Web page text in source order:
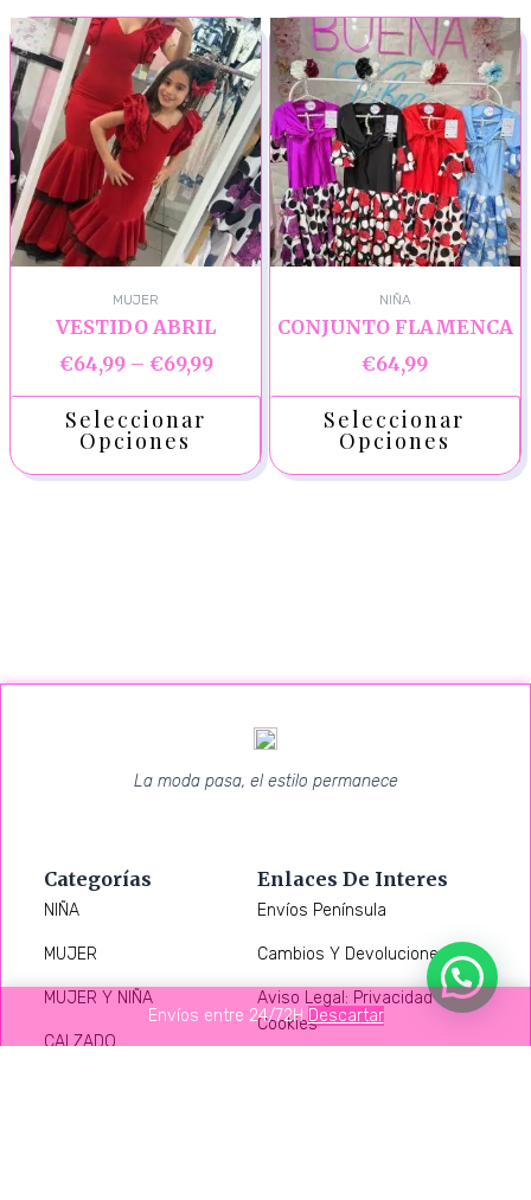
MUJER
VESTIDO ABRIL
€64,99– €69,99
Seleccionar
Opciones
NIÑA
CONJUNTO FLAMENCA
€64,99
Seleccionar
Opciones
La moda pasa, el estilo permanece
Categorías
NIÑA
MUJER
MUJER Y NIÑA
CALZADO
Enlaces De Interes
Envíos Península
Cambios Y Devoluciones
Aviso Legal: Privacidad Y
Cookies
Envíos entre 24/72H Descartar